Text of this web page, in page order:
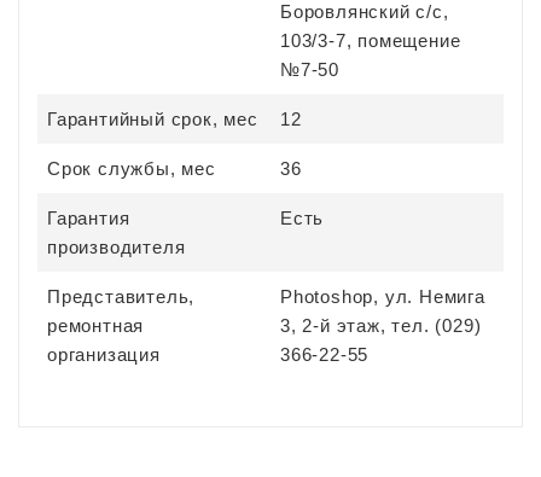
Боровлянский с/с,
103/3-7, помещение
№7-50
Гарантийный срок, мес 12
Срок службы, мес 36
Гарантия
производителя
Есть
Представитель,
ремонтная
организация
Photoshop, ул. Немига
3, 2-й этаж, тел. (029)
366-22-55